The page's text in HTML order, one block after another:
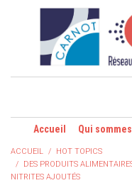
Accueil Qui
ACCUEIL
HOT TOPICS
DES PRODUITS
NITRITES AJOUTÉS